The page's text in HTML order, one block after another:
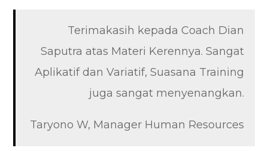
Terimakasih kepada Coach Dian
Saputra atas Materi Kerennya. Sangat
Aplikatif dan Variatif, Suasana Training
juga sangat menyenangkan.
Taryono W, Manager Human Resources